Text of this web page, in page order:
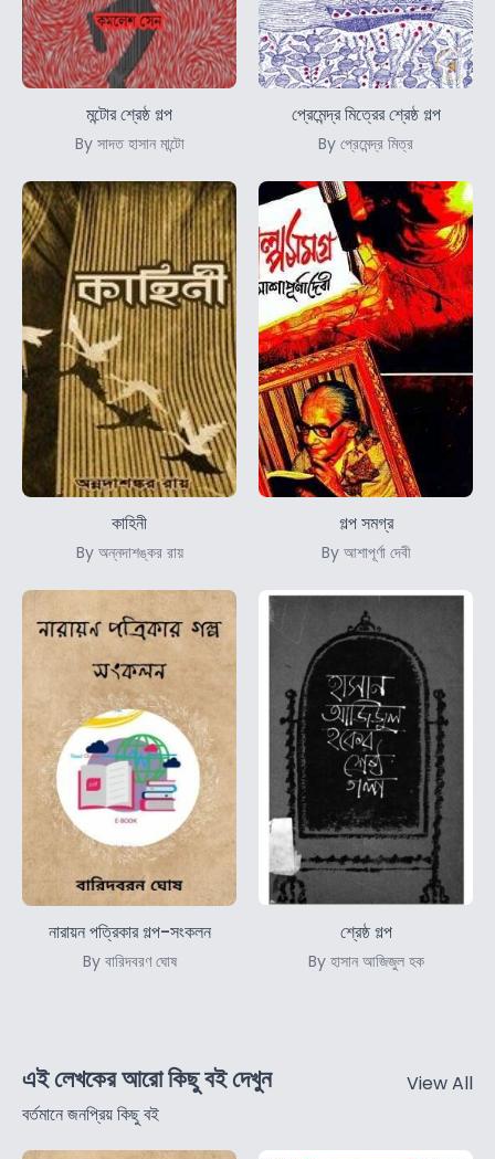
মন্টোর শ্রেষ্ঠ গল্প
By সাদত হাসান মান্টো
প্রেমেন্দ্র মিত্রের শ্রেষ্ঠ গল্প
By প্রেমেন্দ্র মিত্র
কাহিনী
By অন্নদাশঙ্কর রায়
গল্প সমগ্র
By আশাপূর্ণা দেবী
নারায়ন পত্রিকার গল্প-সংকলন
By বারিদবরণ ঘোষ
শ্রেষ্ঠ গল্প
By হাসান আজিজুল হক
এই লেখকের আরো কিছু বই দেখুন
বর্তমানে জনপ্রিয় কিছু বই
View All